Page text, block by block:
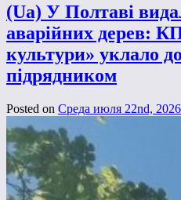
(Ua) У Полтаві
аварійних дерев:
культури» уклало
підрядником
Posted on Среда июля 22nd, 2026